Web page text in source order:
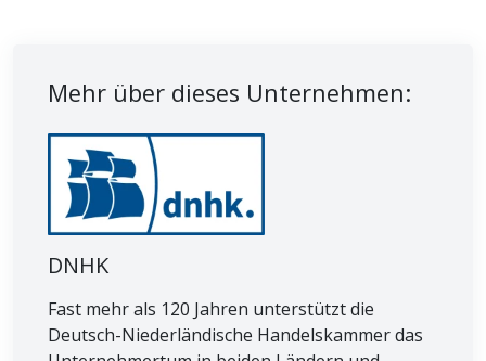
Mehr über dieses Unternehmen:
DNHK
Fast mehr als 120 Jahren unterstützt die
Deutsch-Niederländische Handelskammer das